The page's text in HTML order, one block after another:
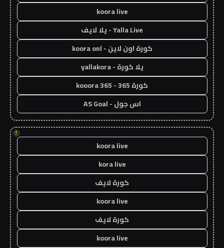
koora live
Yalla Live - يلا لايف
كورة اون لاين - koora onl
يلا كورة - yallakora
كورة 365 - kooora 365
اس جول - AS Goal
!
koora live
kora live
كورة لايف
koora live
كورة لايف
koora live